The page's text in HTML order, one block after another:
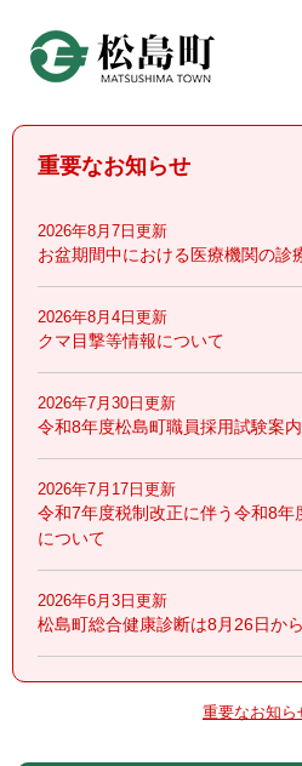
頭
重要なお知らせ
2026年8月7日更新
お盆期間中における医療機関の診
2026年8月4日更新
クマ目撃等情報について
2026年7月30日更新
令和8年度松島町職員採用試験案内
2026年7月17日更新
令和7年度税制改正に伴う令和8年
について
2026年6月3日更新
松島町総合健康診断は8月26日か
重要なお知ら